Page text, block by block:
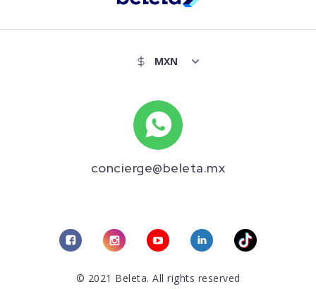
concierge@beleta.mx
© 2021 Beleta. All rights reserved